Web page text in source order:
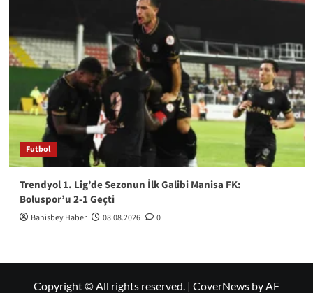
Futbol
Trendyol 1. Lig’de Sezonun İlk Galibi Manisa FK:
Boluspor’u 2-1 Geçti
Bahisbey Haber 08.08.2026 0
Copyright © All rights reserved. | CoverNews by AF